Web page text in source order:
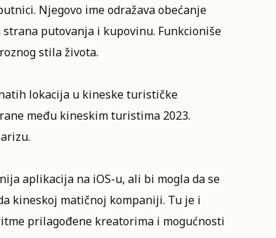
Njegovo ime odražava obećanje
putovanja i kupovinu. Funkcioniše
stila života.
lokacija u kineske turističke
među kineskim turistima 2023.
aplikacija na iOS-u, ali bi mogla da se
kineskoj matičnoj kompaniji. Tu je i
prilagođene kreatorima i mogućnosti